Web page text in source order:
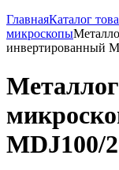
ГлавнаяКаталог
микроскопы
инвертированный
MDJ100/